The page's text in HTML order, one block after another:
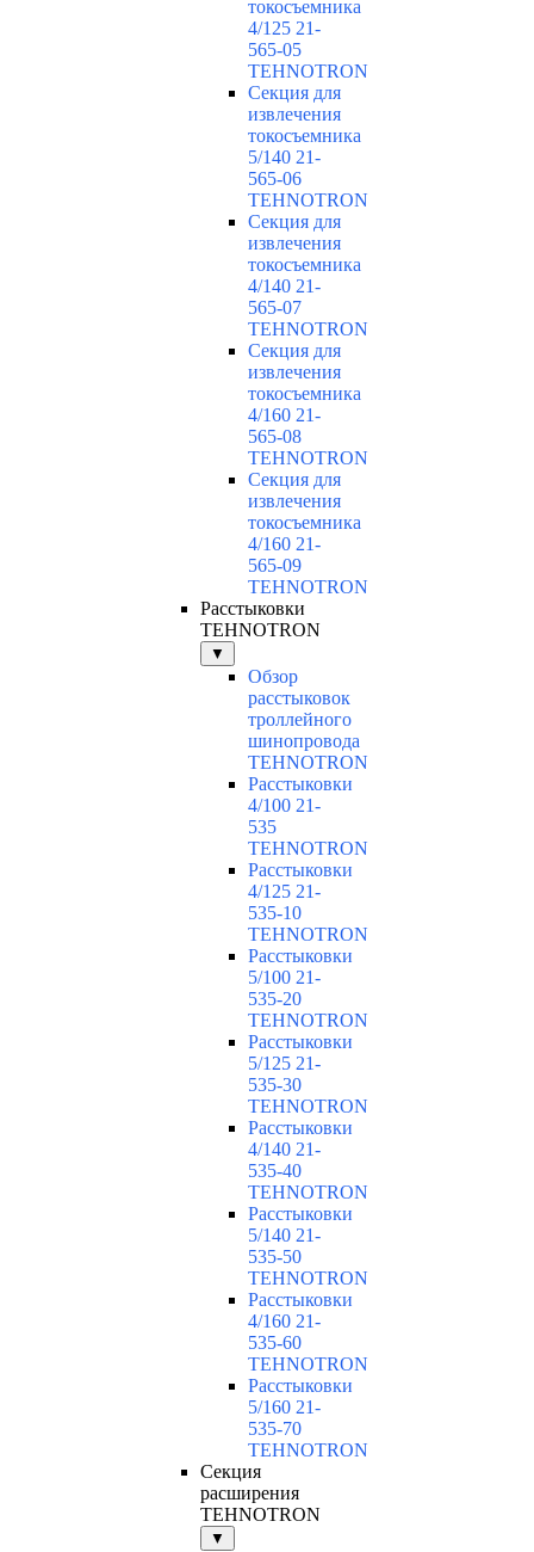
токосъемника
4/125 21-
565-05
TEHNOTRON
Секция для
извлечения
токосъемника
5/140 21-
565-06
TEHNOTRON
Секция для
извлечения
токосъемника
4/140 21-
565-07
TEHNOTRON
Секция для
извлечения
токосъемника
4/160 21-
565-08
TEHNOTRON
Секция для
извлечения
токосъемника
4/160 21-
565-09
TEHNOTRON
Расстыковки
TEHNOTRON
▼
Обзор
расстыковок
троллейного
шинопровода
TEHNOTRON
Расстыковки
4/100 21-
535
TEHNOTRON
Расстыковки
4/125 21-
535-10
TEHNOTRON
Расстыковки
5/100 21-
535-20
TEHNOTRON
Расстыковки
5/125 21-
535-30
TEHNOTRON
Расстыковки
4/140 21-
535-40
TEHNOTRON
Расстыковки
5/140 21-
535-50
TEHNOTRON
Расстыковки
4/160 21-
535-60
TEHNOTRON
Расстыковки
5/160 21-
535-70
TEHNOTRON
Секция
расширения
TEHNOTRON
▼